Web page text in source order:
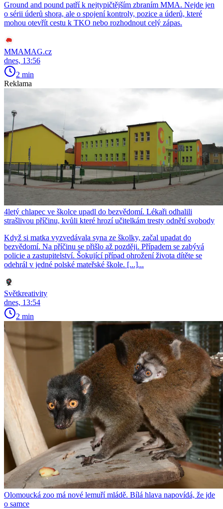
Ground and pound patří k nejtypičtějším zbraním MMA. Nejde jen
o sérii úderů shora, ale o spojení kontroly, pozice a úderů, které
mohou otevřít cestu k TKO nebo rozhodnout celý zápas.
MMAMAG.cz
dnes, 13:56
2 min
Reklama
4letý chlapec ve školce upadl do bezvědomí. Lékaři odhalili
strašlivou příčinu, kvůli které hrozí učitelkám tresty odnětí svobody
Když si matka vyzvedávala syna ze školky, začal upadat do
bezvědomí. Na příčinu se přišlo až později. Případem se zabývá
policie a zastupitelství. Šokující případ ohrožení života dítěte se
odehrál v jedné polské mateřské škole. [...]...
Světkreativity
dnes, 13:54
2 min
Olomoucká zoo má nové lemuří mládě. Bílá hlava napovídá, že jde
o samce